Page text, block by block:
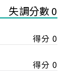
失調分數 0
得分 0
得分 0